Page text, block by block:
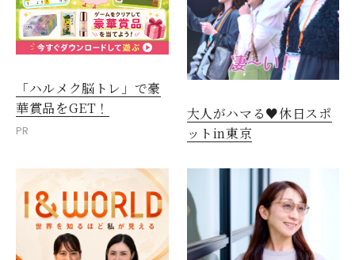
「ハルメク脳トレ」で豪
華賞品をGET！
PR
大人がハマる♥休日スポ
ットin東京